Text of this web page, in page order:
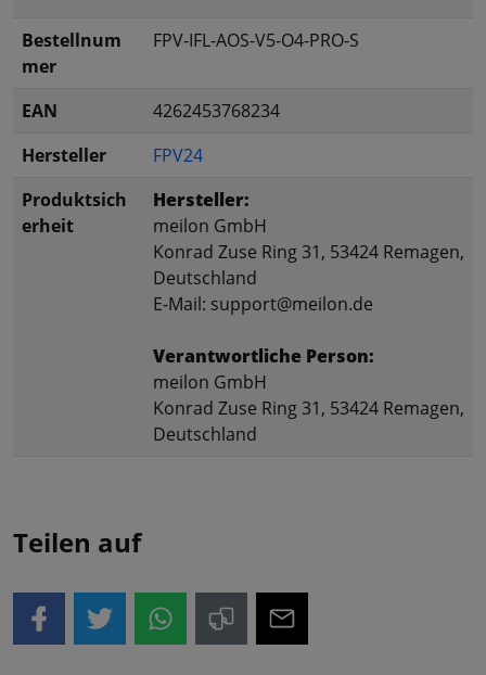
Bestellnum
mer
FPV-IFL-AOS-V5-O4-PRO-S
EAN
4262453768234
Hersteller
FPV24
Produktsich
erheit
Hersteller:
meilon GmbH
Konrad Zuse Ring 31, 53424 Remagen,
Deutschland
E-Mail: support@meilon.de
Verantwortliche Person:
meilon GmbH
Konrad Zuse Ring 31, 53424 Remagen,
Deutschland
Teilen auf